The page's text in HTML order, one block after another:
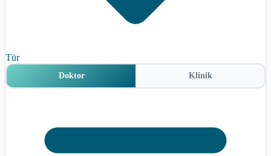
Tür
Doktor Klinik